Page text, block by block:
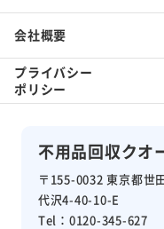
不用品回収クオ
〒155-0032 東京都世
代沢4-40-10-E
Tel：0120-345-627
会社概要
プライバシー
ポリシー